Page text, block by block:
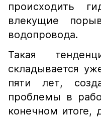
происходить
влекущие
водопровода.
Такая
складывается
пяти лет,
проблемы в
конечном итоге,